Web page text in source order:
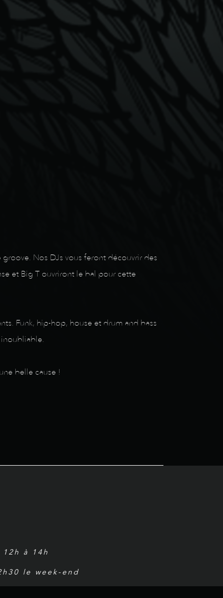
Nos DJs vous feront découvrir des
et Big T ouvriront le bal pour cette
Funk, hip-hop, house et drum and bass
inoubliable.
belle cause !
à 14h
le week-end